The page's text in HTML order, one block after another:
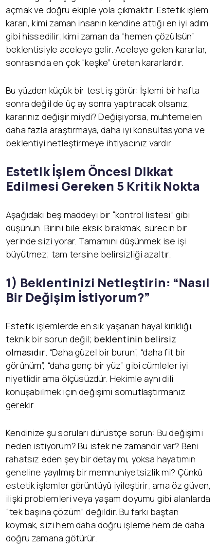
açmak ve doğru ekiple yola çıkmaktır. Estetik işlem
kararı, kimi zaman insanın kendine attığı en iyi adım
gibi hissedilir; kimi zaman da “hemen çözülsün”
beklentisiyle aceleye gelir. Aceleye gelen kararlar,
sonrasında en çok “keşke” üreten kararlardır.
Bu yüzden küçük bir test iş görür: İşlemi bir hafta
sonra değil de üç ay sonra yaptıracak olsanız,
kararınız değişir miydi? Değişiyorsa, muhtemelen
daha fazla araştırmaya, daha iyi konsültasyona ve
beklentiyi netleştirmeye ihtiyacınız vardır.
Estetik İşlem Öncesi Dikkat
Edilmesi Gereken 5 Kritik Nokta
Aşağıdaki beş maddeyi bir “kontrol listesi” gibi
düşünün. Birini bile eksik bırakmak, sürecin bir
yerinde sizi yorar. Tamamını düşünmek ise işi
büyütmez; tam tersine belirsizliği azaltır.
1) Beklentinizi Netleştirin: “Nasıl
Bir Değişim İstiyorum?”
Estetik işlemlerde en sık yaşanan hayal kırıklığı,
teknik bir sorun değil; beklentinin belirsiz
olmasıdır. “Daha güzel bir burun”, “daha fit bir
görünüm”, “daha genç bir yüz” gibi cümleler iyi
niyetlidir ama ölçüsüzdür. Hekimle aynı dili
konuşabilmek için değişimi somutlaştırmanız
gerekir.
Kendinize şu soruları dürüstçe sorun: Bu değişimi
neden istiyorum? Bu istek ne zamandır var? Beni
rahatsız eden şey bir detay mı, yoksa hayatımın
geneline yayılmış bir memnuniyetsizlik mi? Çünkü
estetik işlemler görüntüyü iyileştirir; ama öz güven,
ilişki problemleri veya yaşam doyumu gibi alanlarda
“tek başına çözüm” değildir. Bu farkı baştan
koymak, sizi hem daha doğru işleme hem de daha
doğru zamana götürür.